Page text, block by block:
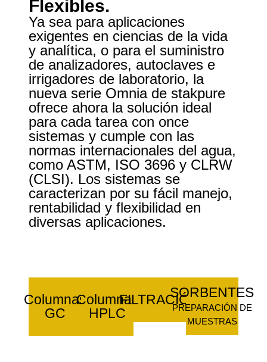
Flexibles.
Ya sea para aplicaciones
exigentes en ciencias de la vida
y analítica, o para el suministro
de analizadores, autoclaves e
irrigadores de laboratorio, la
nueva serie Omnia de stakpure
ofrece ahora la solución ideal
para cada tarea con once
sistemas y cumple con las
normas internacionales del agua,
como ASTM, ISO 3696 y CLRW
(CLSI). Los sistemas se
caracterizan por su fácil manejo,
rentabilidad y flexibilidad en
diversas aplicaciones.
Columnas
GC
Columnas
HPLC
FILTRACIÓNSORBENTES
PREPARACIÓN DE
MUESTRAS